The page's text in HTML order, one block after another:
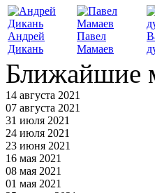
Андрей
Дикань
Павел
Мамаев
Ближайшие
14 августа 2021
07 августа 2021
31 июля 2021
24 июля 2021
23 июня 2021
16 мая 2021
08 мая 2021
01 мая 2021